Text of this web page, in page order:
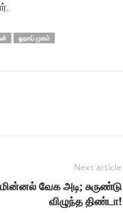
ஓநாய் முகம்
Next article
வேக அடி; சுருண்டு
விழுந்த திண்டா!